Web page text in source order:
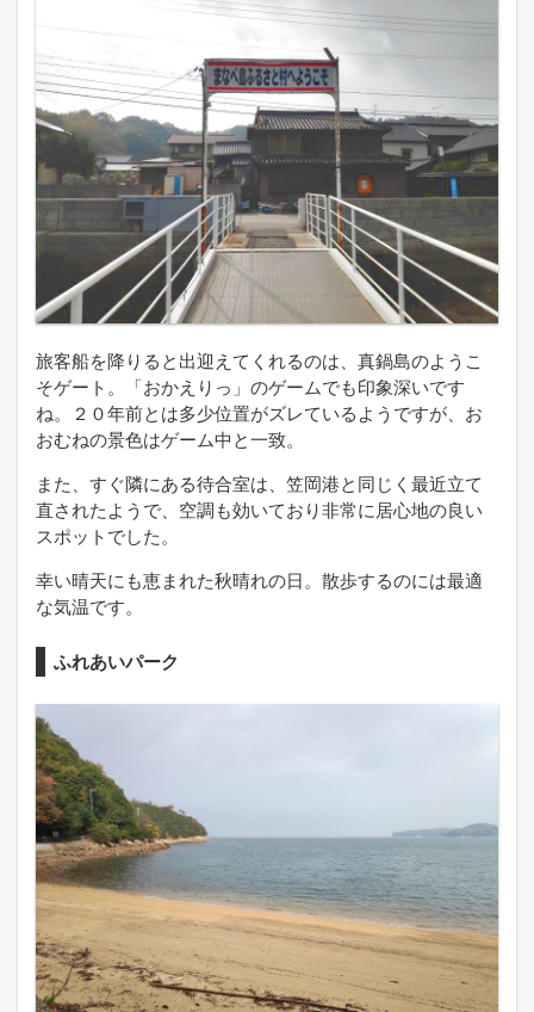
旅客船を降りると出迎えてくれるのは、真鍋島のようこ
そゲート。「おかえりっ」のゲームでも印象深いです
ね。２０年前とは多少位置がズレているようですが、お
おむねの景色はゲーム中と一致。
また、すぐ隣にある待合室は、笠岡港と同じく最近立て
直されたようで、空調も効いており非常に居心地の良い
スポットでした。
幸い晴天にも恵まれた秋晴れの日。散歩するのには最適
な気温です。
ふれあいパーク